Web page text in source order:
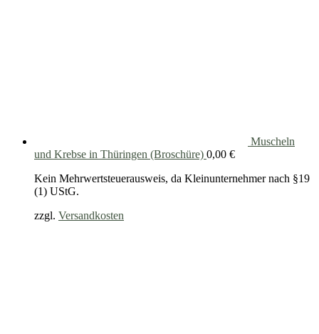
Muscheln
und Krebse in Thüringen (Broschüre) 0,00 €
Kein Mehrwertsteuerausweis, da Kleinunternehmer nach §19
(1) UStG.
zzgl. Versandkosten